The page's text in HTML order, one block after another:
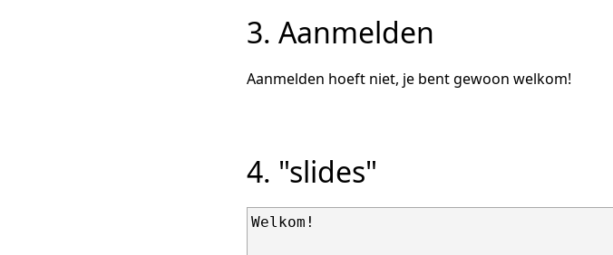
3. Aanmelden
Aanmelden hoeft niet, je bent gewoon welkom!
4. "slides"
Welkom!